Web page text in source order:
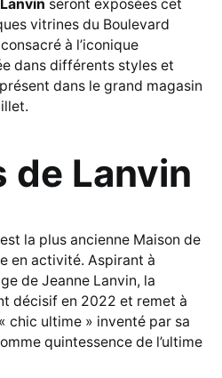
Lanvin seront exposées cet
vitrines du Boulevard
à l’iconique
dans différents styles et
dans le grand magasin
de Lanvin
la plus ancienne Maison de
en activité. Aspirant à
de Jeanne Lanvin, la
décisif en 2022 et remet à
chic ultime » inventé par sa
quintessence de l’ultime